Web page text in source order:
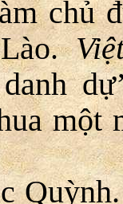
chủ
Lào.
danh
một